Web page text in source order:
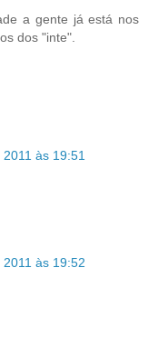
a gente já está nos
dos "inte".
às 19:51
às 19:52